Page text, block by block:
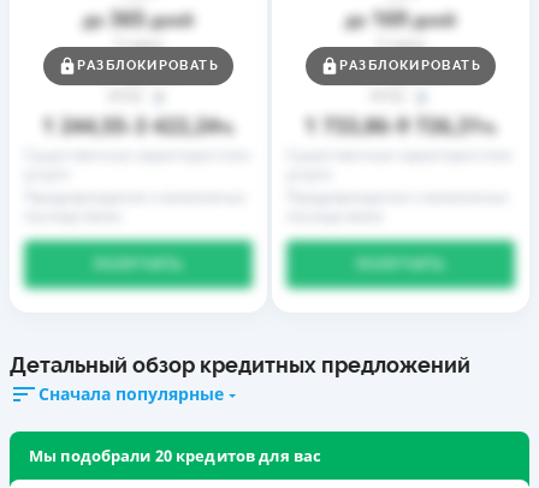
до 365дней
Ставка
от0,01%
1 244,55– 3 422,24%
РАЗБЛОКИРОВАТЬ
до 169дней
Ставка
от0,01%
1 733,86– 9 726,31%
РАЗБЛОКИРОВАТЬ
Детальный обзор кредитных предложений
Сначала популярные
Мы подобрали 20 кредитов для вас